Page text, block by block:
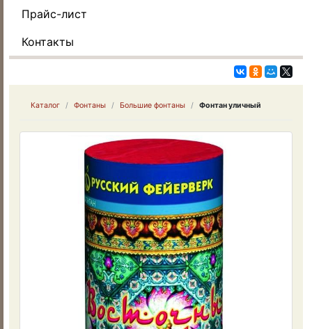
Прайс-лист
Контакты
Каталог Фонтаны Большие фонтаны Фонтан уличный